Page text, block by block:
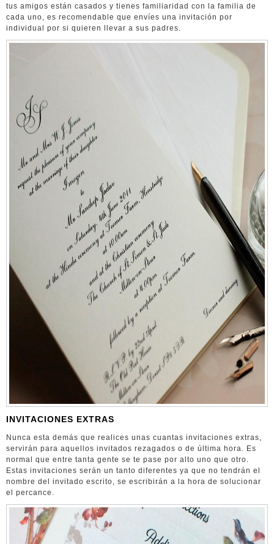
tus amigos están casados y tienes familiaridad con la familia de
cada uno, es recomendable que envíes una invitación por
individual por si quieren llevar a sus padres.
INVITACIONES EXTRAS
Nunca esta demás que realices unas cuantas invitaciones extras,
servirán para aquellos invitados rezagados o de última hora. Es
normal que entre tanta gente se te pase por alto uno que otro.
Estas invitaciones serán un tanto diferentes ya que no tendrán el
nombre del invitado escrito, se escribirán a la hora de solucionar
el percance.